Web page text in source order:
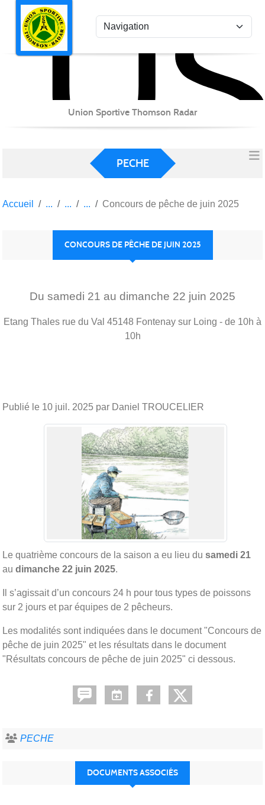
Union Sportive Thomson Radar
PECHE
Accueil Concours de pêche de juin 2025
CONCOURS DE PÊCHE DE JUIN 2025
Du samedi 21 au dimanche 22 juin 2025
Etang Thales rue du Val 45148 Fontenay sur Loing - de 10h à
10h
Publié le 10 juil. 2025 par Daniel TROUCELIER
Le quatrième concours de la saison a eu lieu du samedi 21
au dimanche 22 juin 2025.
Il s’agissait d’un concours 24 h pour tous types de poissons
sur 2 jours et par équipes de 2 pêcheurs.
Les modalités sont indiquées dans le document "Concours de
pêche de juin 2025" et les résultats dans le document
"Résultats concours de pêche de juin 2025" ci dessous.
PECHE
DOCUMENTS ASSOCIÉS
Panneau de gestion des cookies